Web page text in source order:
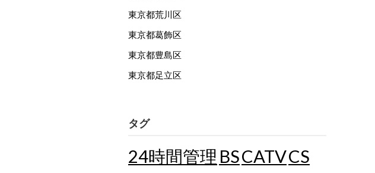
東京都荒川区
東京都葛飾区
東京都豊島区
東京都足立区
タグ
24時間管理 BSCATVCS